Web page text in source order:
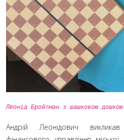
Леонід Бройтман з шашковою
Андрій Леонідович